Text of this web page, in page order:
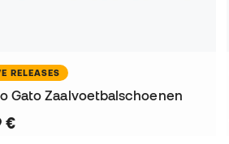
RELEASES
Gato Zaalvoetbalschoenen
€